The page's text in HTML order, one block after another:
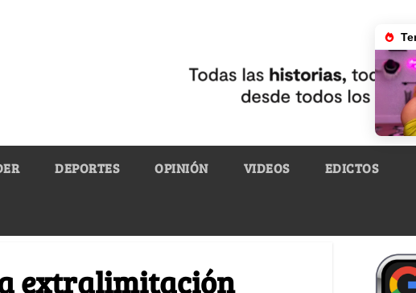
DEPORTES OPINIÓN VIDEOS EDICTOS
extralimitación